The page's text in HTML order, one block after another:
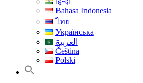
Bahasa Indonesia
ไทย
Українська
العربية
Čeština
Polski